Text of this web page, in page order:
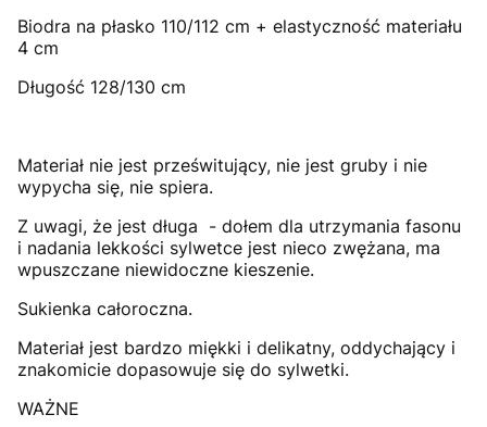
Biodra na płasko 110/112 cm + elastyczność materiału
4 cm
Długość 128/130 cm
Materiał nie jest prześwitujący, nie jest gruby i nie
wypycha się, nie spiera.
Z uwagi, że jest długa - dołem dla utrzymania fasonu
i nadania lekkości sylwetce jest nieco zwężana, ma
wpuszczane niewidoczne kieszenie.
Sukienka całoroczna.
Materiał jest bardzo miękki i delikatny, oddychający i
znakomicie dopasowuje się do sylwetki.
WAŻNE